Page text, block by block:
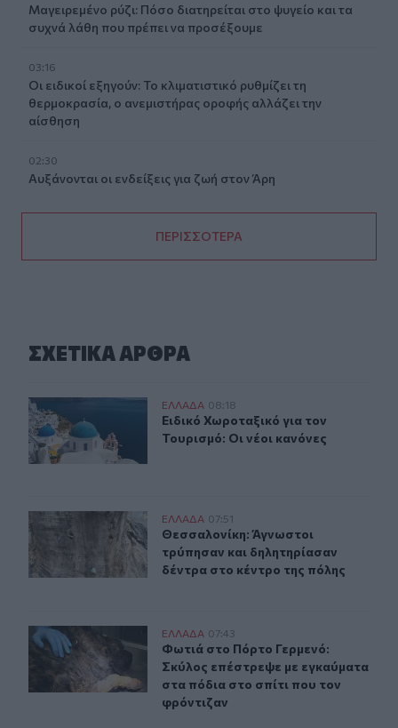
Μαγειρεμένο ρύζι: Πόσο διατηρείται στο ψυγείο και τα
συχνά λάθη που πρέπει να προσέξουμε
03:16
Οι ειδικοί εξηγούν: Το κλιματιστικό ρυθμίζει τη
θερμοκρασία, ο ανεμιστήρας οροφής αλλάζει την
αίσθηση
02:30
Αυξάνονται οι ενδείξεις για ζωή στον Άρη
ΠΕΡΙΣΣΟΤΕΡΑ
ΣΧΕΤΙΚA AΡΘΡΑ
Ειδικό Χωροταξικό για τον Τουρισμό: Οι νέοι κανόνες
ΕΛΛAΔΑ 08:18
Ειδικό Χωροταξικό για τον
Ειδικό Χωροταξικό για τον
Τουρισμό: Οι νέοι κανόνες
Θεσσαλονίκη: Άγνωστοι τρύπησαν και δηλητηρίασαν
ΕΛΛAΔΑ 07:51
Θεσσαλονίκη: Άγνωστοι τρύπησαν
Θεσσαλονίκη: Άγνωστοι
τρύπησαν και δηλητηρίασαν
δέντρα στο κέντρο της πόλης
Φωτιά στο Πόρτο Γερμενό: Σκύλος επέστρεψε με
ΕΛΛAΔΑ 07:43
Φωτιά στο Πόρτο Γερμενό: Σκύλος
Φωτιά στο Πόρτο Γερμενό:
Σκύλος επέστρεψε με εγκαύματα
στα πόδια στο σπίτι που τον
φρόντιζαν